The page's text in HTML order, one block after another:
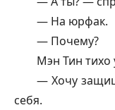
— На юрфак.
— Почему?
Мэн Тин тихо
— Хочу
себя.